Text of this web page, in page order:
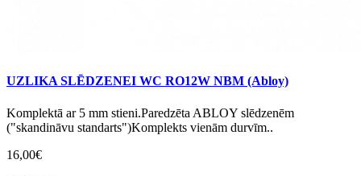
UZLIKA SLĒDZENEI WC RO12W NBM (Abloy)
Komplektā ar 5 mm stieni.Paredzēta ABLOY slēdzenēm
("skandināvu standarts")Komplekts vienām durvīm..
16,00€